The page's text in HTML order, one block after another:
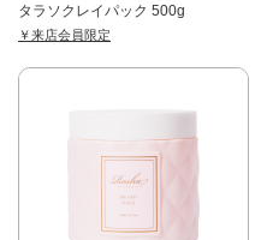
タラソクレイパック 500g
￥来店会員限定